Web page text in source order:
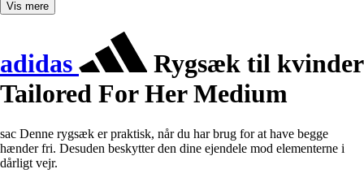
Vis mere
adidas
Rygsæk til kvinder
Tailored For Her Medium
sac Denne rygsæk er praktisk, når du har brug for at have begge
hænder fri. Desuden beskytter den dine ejendele mod elementerne i
dårligt vejr.